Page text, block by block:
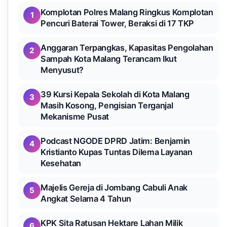
1
Komplotan Polres Malang Ringkus Komplotan
Pencuri Baterai Tower, Beraksi di 17 TKP
2
Anggaran Terpangkas, Kapasitas Pengolahan
Sampah Kota Malang Terancam Ikut
Menyusut?
3
39 Kursi Kepala Sekolah di Kota Malang
Masih Kosong, Pengisian Terganjal
Mekanisme Pusat
4
Podcast NGODE DPRD Jatim: Benjamin
Kristianto Kupas Tuntas Dilema Layanan
Kesehatan
5
Majelis Gereja di Jombang Cabuli Anak
Angkat Selama 4 Tahun
KPK Sita Ratusan Hektare Lahan Milik